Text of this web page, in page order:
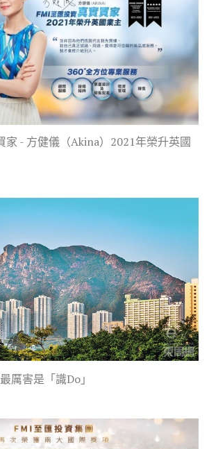
家 - 方健儀（Akina）2021年榮升英國
厲害是「識Do」